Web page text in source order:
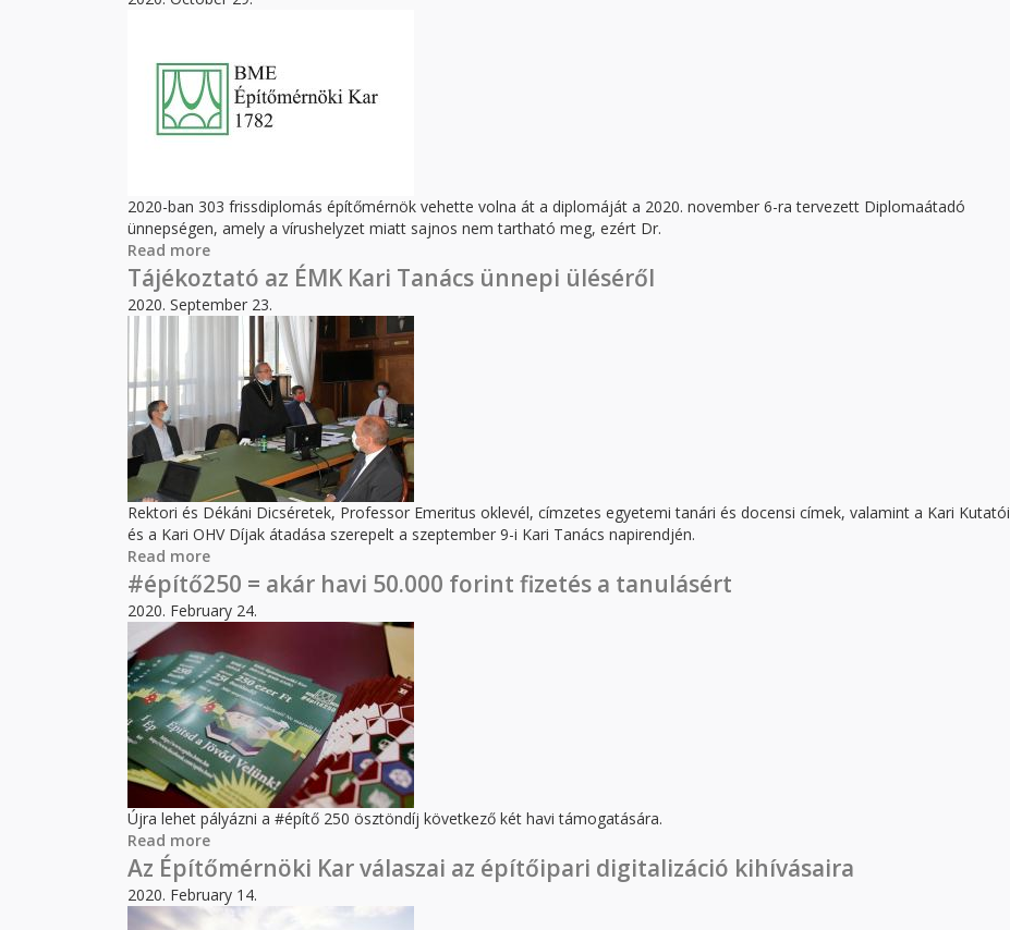
2020-ban 303 frissdiplomás építőmérnök vehette volna át a diplomáját a 2020. november 6-ra tervezett Diplomaátadó
ünnepségen, amely a vírushelyzet miatt sajnos nem tartható meg, ezért Dr.
Read more
Tájékoztató az ÉMK Kari Tanács ünnepi üléséről
2020. September 23.
Rektori és Dékáni Dicséretek, Professor Emeritus oklevél, címzetes egyetemi tanári és docensi címek, valamint a Kari Kutatói
és a Kari OHV Díjak átadása szerepelt a szeptember 9-i Kari Tanács napirendjén.
Read more
#építő250 = akár havi 50.000 forint fizetés a tanulásért
2020. February 24.
Újra lehet pályázni a #építő 250 ösztöndíj következő két havi támogatására.
Read more
Az Építőmérnöki Kar válaszai az építőipari digitalizáció kihívásaira
2020. February 14.